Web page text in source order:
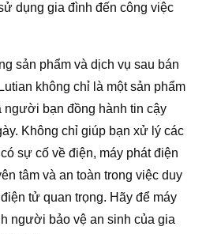
dụng gia đình đến công việc
sản phẩm và dịch vụ sau bán
không chỉ là một sản phẩm
bạn đồng hành tin cậy
Không chỉ giúp bạn xử lý các
sự cố về điện, máy phát điện
tâm và an toàn trong việc duy
tử quan trọng. Hãy để máy
người bảo vệ an sinh của gia